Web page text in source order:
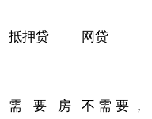
抵押贷 网贷
需要房
不需要，